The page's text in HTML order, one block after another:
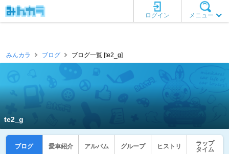
メニュー
ログイン
みんカラ ブログ ブログ一覧 [te2_g]
te2_g
ブログ 愛車紹介 アルバム グループ ヒストリ
ラップ
タイム